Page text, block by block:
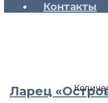
Контакты
Ларец